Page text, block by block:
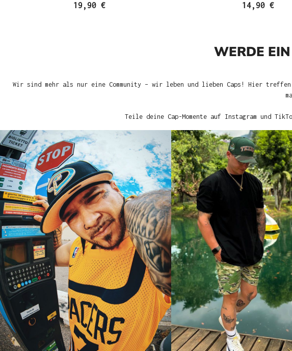
19,90 € 14,90 €
WERDE
Wir sind mehr als nur eine Community – wir leben und lieben Caps! Hier
Teile deine Cap-Momente auf Instagram und